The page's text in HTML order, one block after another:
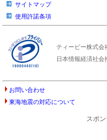
サイトマップ
使用許諾条項
ティービー株式会
日本情報経済社
お問い合わせ
東海地震の対応について
スポ